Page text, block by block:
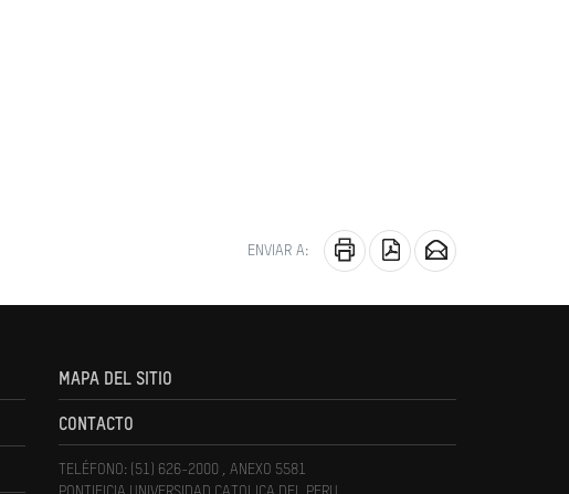
ENVIAR A:
MAPA DEL SITIO
CONTACTO
TELÉFONO: (51) 626-2000 , ANEXO 5581